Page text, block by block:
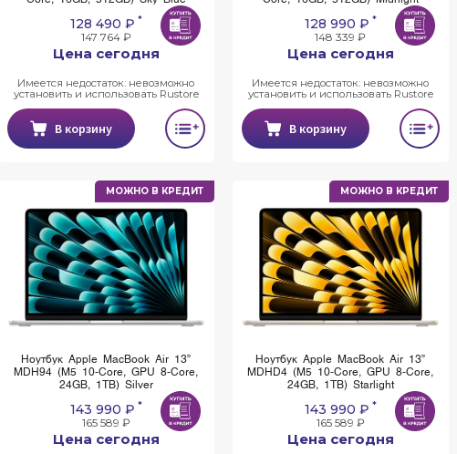
128 490 ₽ *
147 764 ₽
Цена сегодня
Имеется недостаток: невозможно
установить и использовать Rustore
В корзину
128 990 ₽ *
148 339 ₽
Цена сегодня
Имеется недостаток: невозможно
установить и использовать Rustore
В корзину
МОЖНО В КРЕДИТ
Ноутбук Apple MacBook Air 13”
MDH94 (M5 10-Core, GPU 8-Core,
24GB, 1TB) Silver
143 990 ₽ *
165 589 ₽
Цена сегодня
МОЖНО В КРЕДИТ
Ноутбук Apple MacBook Air 13”
MDHD4 (M5 10-Core, GPU 8-Core,
24GB, 1TB) Starlight
143 990 ₽ *
165 589 ₽
Цена сегодня